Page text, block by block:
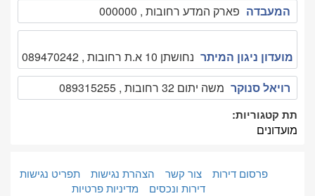
המעבדה פארק המדע רחובות , 000000
מועדון ניגון המיתר נחושתן 10 א.ת רחובות , 089470242
רויאל סנוקר משה יתום 32 רחובות , 089315255
תת קטגוריות:
מועדונים
פרסום דירות צור קשר הצהרת נגישות
תפריט נגישות
דירות ונכסים
מדיניות פרטיות